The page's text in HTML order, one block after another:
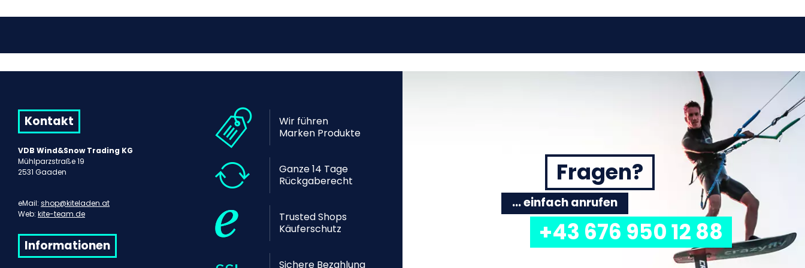
Kontakt
VDB Wind&Snow Trading KG
Mühlparzstraße 19
2531 Gaaden
eMail: shop@kiteladen.at
Web: kite-team.de
Informationen
Wir führen
Marken Produkte
Ganze 14 Tage
Rückgaberecht
Trusted Shops
Käuferschutz
Sichere Bezahlung
Fragen?
... einfach anrufen
+43 676 950 12 88